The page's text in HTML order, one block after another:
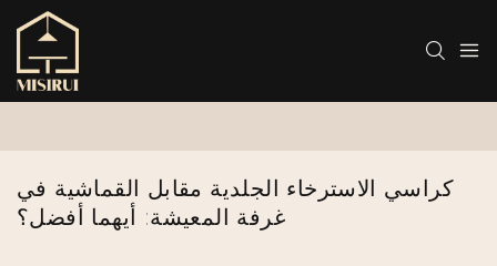
كراسي الاسترخاء الجلدية مقابل القماشية في
غرفة المعيشة: أيهما أفضل؟